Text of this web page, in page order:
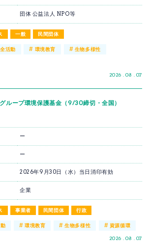
一般 民間団体
2026 . 08 . 07
団体 公益法人 NPO等
活動 # 環境教育 # 生物多様性
ループ環境保護基金（9/30締切・全国）
事業者 民間団体 行政
2026 . 08 . 07
ー
ー
2026年9月30日（水）当日消印有効
企業
#環境教育 #生物多様性 # 資源循環